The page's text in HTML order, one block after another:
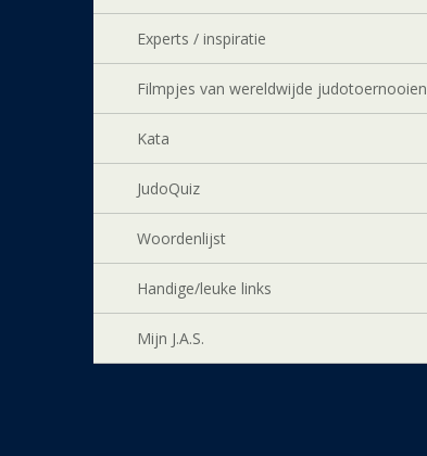
Experts / inspiratie
Filmpjes van wereldwijde judotoernooien
Kata
JudoQuiz
Woordenlijst
Handige/leuke links
Mijn J.A.S.